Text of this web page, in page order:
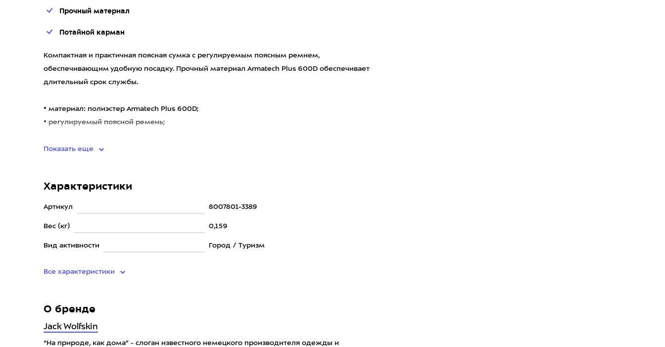
Прочный материал
Потайной карман
Компактная и практичная поясная сумка с регулируемым поясным ремнем,
обеспечивающим удобную посадку. Прочный материал Armatech Plus 600D обеспечивает
длительный срок службы.
• материал: полиэстер Armatech Plus 600D;
• регулируемый поясной ремень;
Показать еще
Характеристики
Артикул 8007801-3389
Вес (кг) 0,159
Вид активности Город / Туризм
Все характеристики
О бренде
Jack Wolfskin
“На природе, как дома” - слоган известного немецкого производителя одежды и